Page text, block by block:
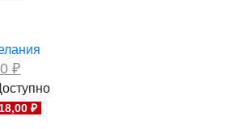
₽.
₽Текущая
цена:
339,00 ₽.
₽